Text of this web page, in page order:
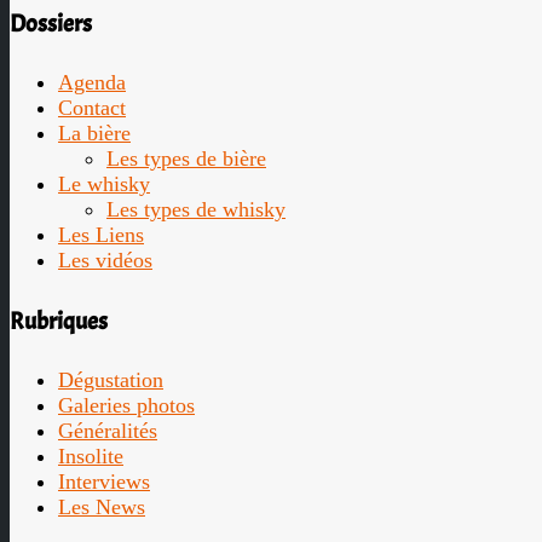
Dossiers
Agenda
Contact
La bière
Les types de bière
Le whisky
Les types de whisky
Les Liens
Les vidéos
Rubriques
Dégustation
Galeries photos
Généralités
Insolite
Interviews
Les News